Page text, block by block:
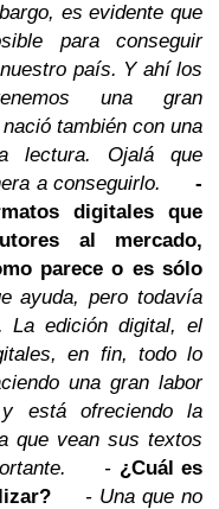
es evidente que
para conseguir
país. Y ahí los
una gran
también con una
lectura. Ojalá que
a conseguirlo.
-
digitales que
al mercado,
parece o es sólo
pero todavía
La edición digital, el
en fin, todo lo
una gran labor
está ofreciendo la
que vean sus textos
- ¿Cuál es
- Una que no